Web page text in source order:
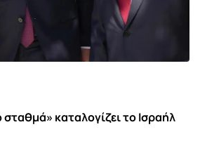
καταλογίζει το Ισραήλ